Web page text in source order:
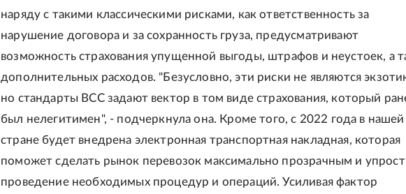
наряду с такими классическими рисками, как ответственность за
нарушение договора и за сохранность груза, предусматривают
возможность страхования упущенной выгоды, штрафов и неустоек, а
дополнительных расходов. "Безусловно, эти риски не являются
но стандарты ВСС задают вектор в том виде страхования, который
был нелегитимен", - подчеркнула она. Кроме того, с 2022 года в нашей
стране будет внедрена электронная транспортная накладная, которая
поможет сделать рынок перевозок максимально прозрачным и
проведение необходимых процедур и операций. Усиливая фактор